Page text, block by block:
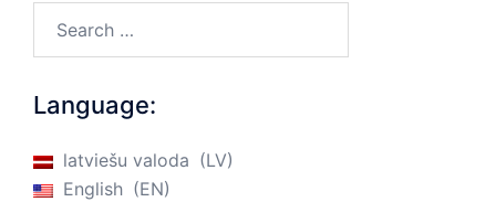
Language:
latviešu valoda
LV
English
EN